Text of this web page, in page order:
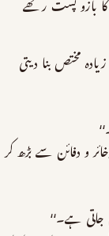
بازو پست رکھے
مختص بنا دیتی
و دفائن سے بڑھ کر
ہے۔‘‘